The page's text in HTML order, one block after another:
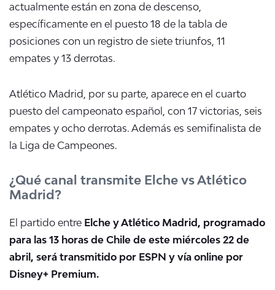
actualmente están en zona de descenso,
específicamente en el puesto 18 de la tabla de
posiciones con un registro de siete triunfos, 11
empates y 13 derrotas.
Atlético Madrid, por su parte, aparece en el cuarto
puesto del campeonato español, con 17 victorias, seis
empates y ocho derrotas. Además es semifinalista de
la Liga de Campeones.
¿Qué canal transmite Elche vs Atlético
Madrid?
El partido entre Elche y Atlético Madrid, programado
para las 13 horas de Chile de este miércoles 22 de
abril, será transmitido por ESPN y vía online por
Disney+ Premium.